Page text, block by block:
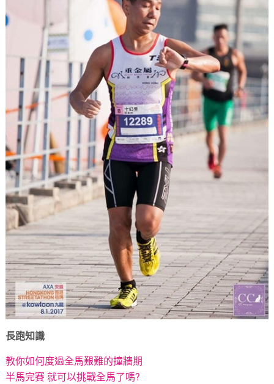
長跑知識
教你如何度過全馬艱難的撞牆期
半馬完賽 就可以挑戰全馬了嗎?